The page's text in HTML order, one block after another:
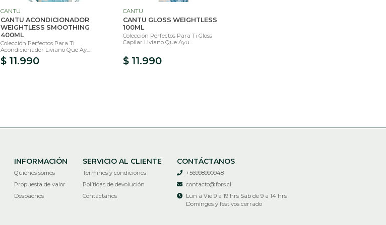
CANTU
CANTU ACONDICIONADOR
WEIGHTLESS SMOOTHING
400ML
Colección Perfectos Para Ti
Acondicionador Liviano Que Ay...
$ 11.990
CANTU
CANTU GLOSS WEIGHTLESS
100ML
Colección Perfectos Para Ti Gloss
Capilar Liviano Que Ayu...
$ 11.990
INFORMACIÓN
Quiénes somos
Propuesta de valor
Despachos
SERVICIO AL CLIENTE
Términos y condiciones
Políticas de devolución
Contáctanos
CONTÁCTANOS
+56998990948
contacto@fors.cl
Lun a Vie 9 a 19 hrs Sab de 9 a 14 hrs
Domingos y festivos cerrado